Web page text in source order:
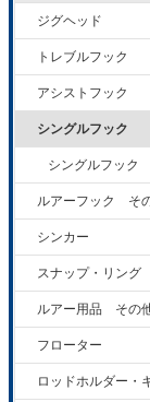
ジグヘッド
トレブルフック
アシストフック
シングルフック
シングルフック
ルアーフック そ
シンカー
スナップ・リング
ルアー用品 その
フローター
ロッドホルダー・